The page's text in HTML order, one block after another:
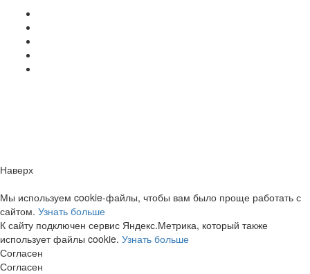
Наверх
Мы используем cookie-файлы, чтобы вам было проще работать с
сайтом. Узнать больше
К сайту подключен сервис Яндекс.Метрика, который также
использует файлы cookie. Узнать больше
Согласен
Согласен